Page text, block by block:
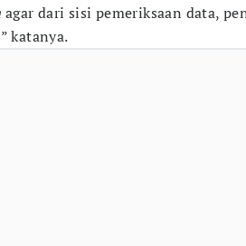
agar dari sisi pemeriksaan data,
katanya.